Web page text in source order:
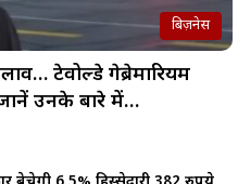
बिज़नेस
टेवोल्डे गेब्रेमारियम
उनके बारे में…